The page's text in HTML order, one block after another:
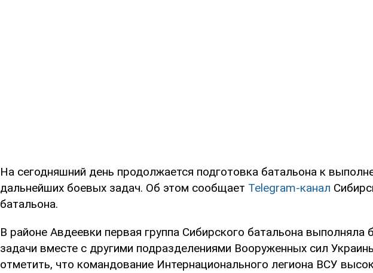
На сегодняшний день продолжается подготовка батальона к
дальнейших боевых задач. Об этом сообщает Telegram-канал
батальона.
В районе Авдеевки первая группа Сибирского батальона выполняла
задачи вместе с другими подразделениями Вооруженных сил
отметить, что командование Интернационального легиона ВСУ